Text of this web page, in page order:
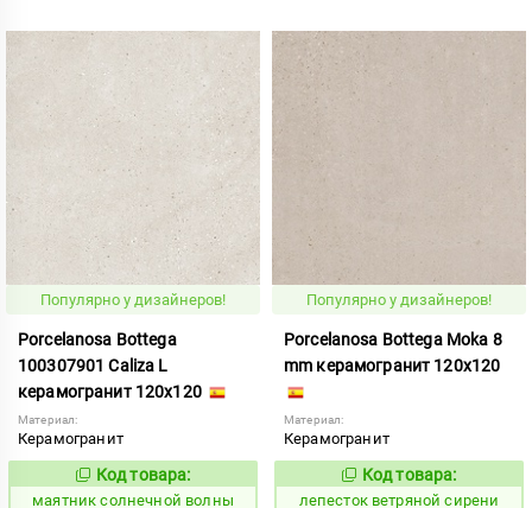
Популярно у дизайнеров!
Porcelanosa Bottega
100307901 Caliza L
керамогранит 120x120
Материал:
Керамогранит
933637
Код товара:
маятник солнечной волны
Популярно у дизайнеров!
Porcelanosa Bottega Moka 8
mm керамогранит 120x120
Материал:
Керамогранит
860839
Код товара:
лепесток ветряной сирени